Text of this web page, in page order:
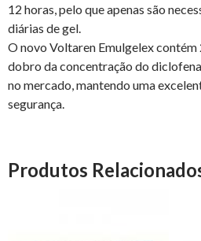
12 horas, pelo que apenas são
diárias de gel.
O novo Voltaren Emulgelex contém
dobro da concentração do
no mercado, mantendo uma
segurança.
Produtos